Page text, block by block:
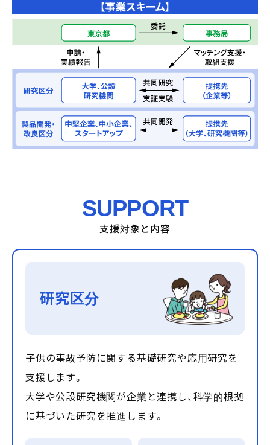
SUPPORT
支援対象と内容
研究区分
子供の事故予防に関する基礎研究や応用研究を
支援します。
大学や公設研究機関が企業と連携し、科学的根拠
に基づいた研究を推進します。